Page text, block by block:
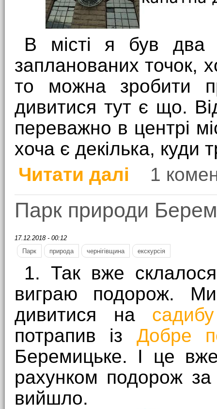
В місті я був два
запланованих точок,
то можна зробити
дивитися тут є що.
переважно в центрі
хоча є декілька, куди
Читати далі
про Харків: місто на
1
Парк природи
17.12.2018 - 00:12
Парк
природа чернігівщина екскурсія
1. Так вже
виграю подорож.
дивитися на
потрапив із Добре
Беремицьке. І це
рахунком подорож
вийшло.